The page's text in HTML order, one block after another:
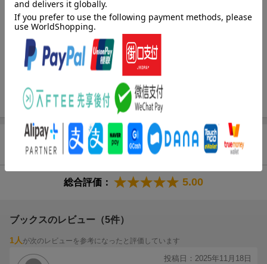
足腰の衰えを防いで一生自分の足で歩く
一生歩ける体づくりのカギを握るひざ関節
「すり減った軟骨は再生しない」はウソ!
【1章】足腰に痛みが出る3大原因
足腰に痛みが出る原因
・姿勢が悪い/誤った体の使い方をしている/体が重い
【2章】一生歩ける体をつくる「たつみ式・体操」
たったこれだけ！「たつみ式・体操」
筋肉に働きかける
・たつみ式内もも歩き/寝転んで内転筋体操/足指にぎり/腰上げ体
操/壁背伸び体操
・足振り子体操/CS体操/足指ほぐし
・週に1回「空腹の日」をつくる
・玄米習慣を取り入れる
・地元野菜を意識して食べる
商品レビュー（5件）
総合評価： 5.00
ブックスのレビュー（5件）
1人が次のレビューを参考になったと評価しています
投稿日：2025年11月18日